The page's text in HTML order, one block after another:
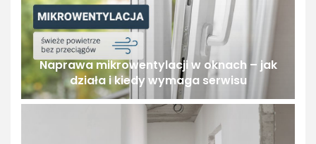
Naprawa mikrowentylacji w oknach – jak
działa i kiedy wymaga serwisu